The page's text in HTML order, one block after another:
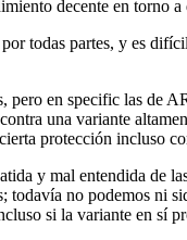
decente en torno a
todas partes, y es
pero en specific las de
una variante
protección incluso
y mal entendida de
no podemos ni
si la variante en sí